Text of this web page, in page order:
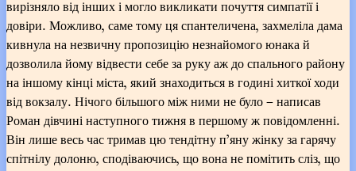
вирізняло від інших і могло викликати почуття симпатії і
довіри. Можливо, саме тому ця спантеличена, захмеліла дама
кивнула на незвичну пропозицію незнайомого юнака й
дозволила йому відвести себе за руку аж до спального району
на іншому кінці міста, який знаходиться в годині хиткої ходи
від вокзалу. Нічого більшого між ними не було – написав
Роман дівчині наступного тижня в першому ж повідомленні.
Він лише весь час тримав цю тендітну п’яну жінку за гарячу
спітнілу долоню, сподіваючись, що вона не помітить сліз, що